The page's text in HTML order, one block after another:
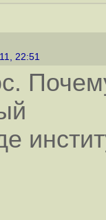
22:51